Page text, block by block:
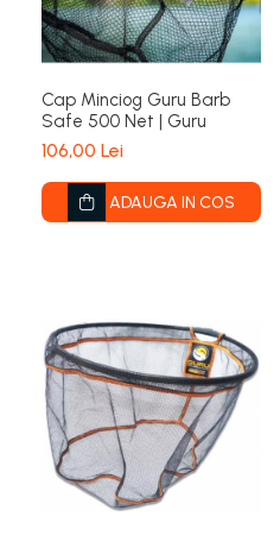
Cap Minciog Guru Barb
Safe 500 Net | Guru
106,00 Lei
ADAUGA IN COS